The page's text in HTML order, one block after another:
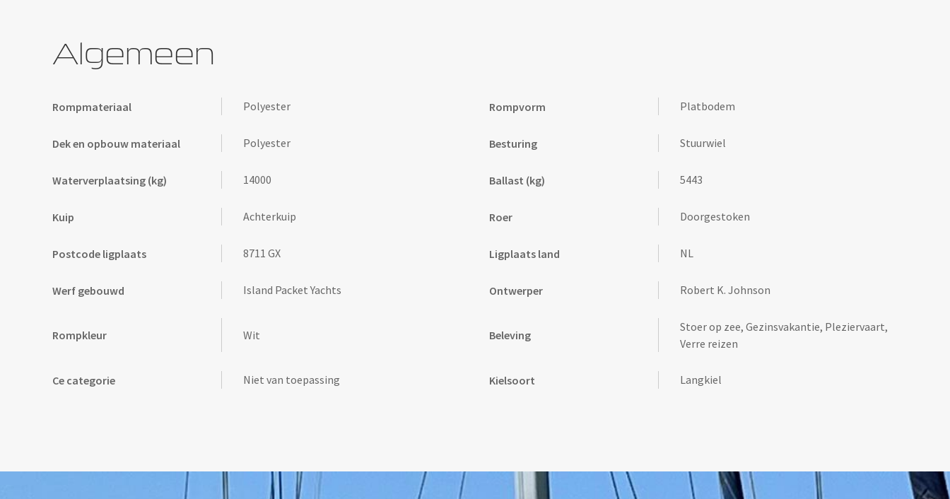
Algemeen
Rompmateriaal Polyester Rompvorm Platbodem
Dek en opbouw materiaal Polyester Besturing Stuurwiel
Waterverplaatsing (kg) 14000 Ballast (kg) 5443
Kuip Achterkuip Roer Doorgestoken
Postcode ligplaats 8711 GX Ligplaats land NL
Werf gebouwd Island Packet Yachts Ontwerper Robert K. Johnson
Rompkleur Wit Beleving
Stoer op zee, Gezinsvakantie, Pleziervaart,
Verre reizen
Ce categorie Niet van toepassing Kielsoort Langkiel